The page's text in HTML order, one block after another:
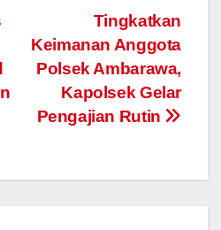
Tingkatkan
Keimanan Anggota
Polsek Ambarawa,
Kapolsek Gelar
Pengajian Rutin